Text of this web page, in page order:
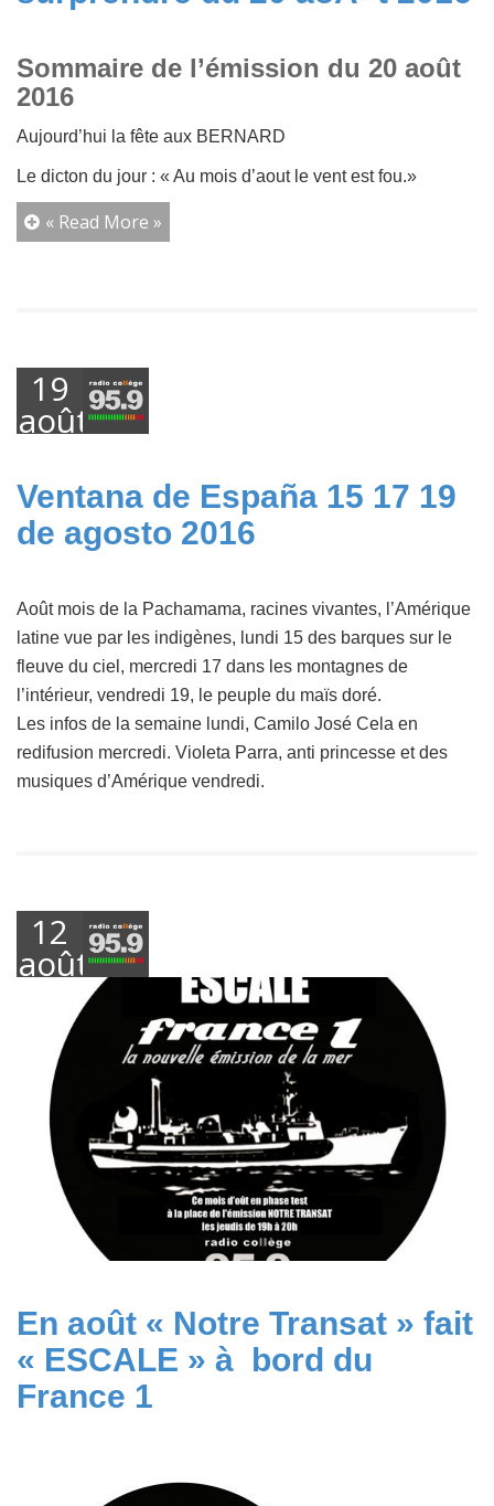
Sommaire de l’émission du 20 août
2016
Aujourd’hui la fête aux BERNARD
Le dicton du jour : « Au mois d’aout le vent est fou.»
« Read More »
19
août
Ventana de España 15 17 19
de agosto 2016
Août mois de la Pachamama, racines vivantes, l’Amérique
latine vue par les indigènes, lundi 15 des barques sur le
fleuve du ciel, mercredi 17 dans les montagnes de
l’intérieur, vendredi 19, le peuple du maïs doré.
Les infos de la semaine lundi, Camilo José Cela en
redifusion mercredi. Violeta Parra, anti princesse et des
musiques d’Amérique vendredi.
12
août
2016
En août « Notre Transat » fait
« ESCALE » à bord du
France 1